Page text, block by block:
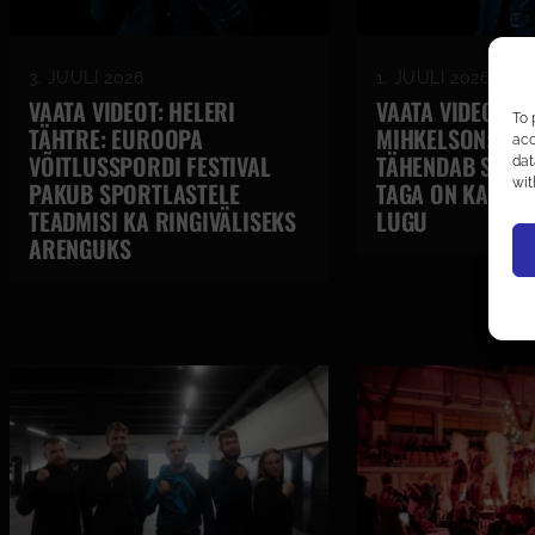
To
3. JUULI 2026
VAATA VIDEOT: HELERI
TÄHTRE: EUROOPA
VÕITLUSSPORDI FESTIVAL
PAKUB SPORTLASTELE
TEADMISI KA RINGIVÄLISEKS
ARENGUKS
1. JUULI 2026
VAATA VIDEOT:
MIHKELSON:
TÄHENDAB
TAGA ON KA
LUGU